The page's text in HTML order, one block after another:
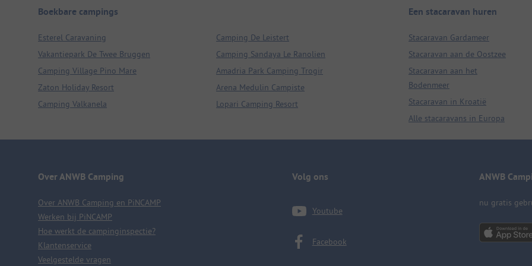
Boekbare campings
Esterel Caravaning
Camping De Leistert
Vakantiepark De Twee Bruggen
Camping Sandaya Le Ranolien
Camping Village Pino Mare
Amadria Park Camping Trogir
Zaton Holiday Resort
Arena Medulin Campiste
Camping Valkanela
Lopari Camping Resort
Een stacaravan huren
Stacaravan Gardameer
Stacaravan aan de Oostzee
Stacaravan aan het
Bodenmeer
Stacaravan in Kroatië
Alle stacaravans in Europa
Over ANWB Camping
Over ANWB Camping en PiNCAMP
Werken bij PiNCAMP
Hoe werkt de campinginspectie?
Klantenservice
Veelgestelde vragen
Volg ons
Youtube
Facebook
ANWB
nu gratis